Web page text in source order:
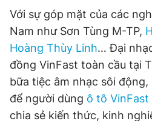
Phó tổng biên tập: Trần Việt Hưng
Tổng thư ký tòa soạn: Đức Trung
Giấy phép xuất bản số 110/GP -
© 2003-2026 Bản quyền thuộc về
chép dưới mọi hình thức nếu không
bản. Phát triển bởi ePi
Với sự góp mặt của các
Nam như Sơn Tùng M-TP,
Hoàng Thùy Linh… Đại
đồng VinFast toàn cầu tại
bữa tiệc âm nhạc sôi
để người dùng ô tô VinFast
chia sẻ kiến thức, kinh